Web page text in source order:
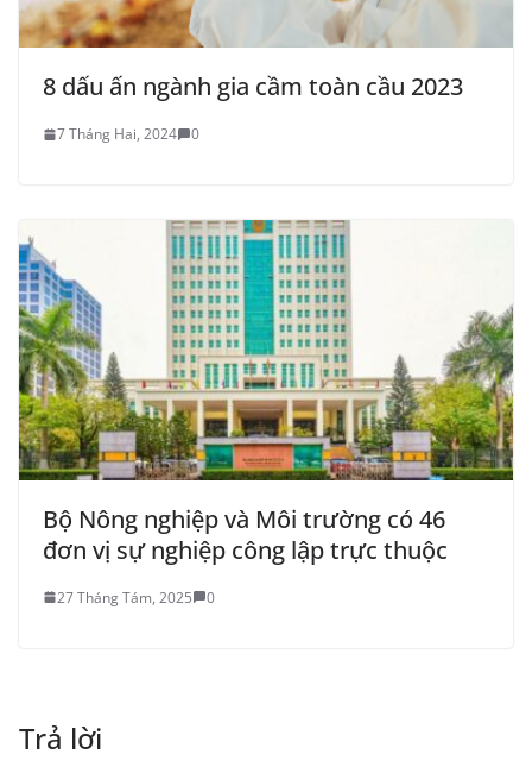
8 dấu ấn ngành gia cầm toàn cầu 2023
7 Tháng Hai, 2024 0
Bộ Nông nghiệp và Môi trường có 46
đơn vị sự nghiệp công lập trực thuộc
27 Tháng Tám, 2025 0
Trả lời